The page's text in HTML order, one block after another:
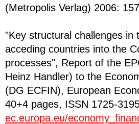
(Metropolis Verlag) 2006:
"Key structural challenges
acceding countries into the
processes", Report of the
Heinz Handler) to the
(DG ECFIN), European
40+4 pages, ISSN 1725-
ec.europa.eu/